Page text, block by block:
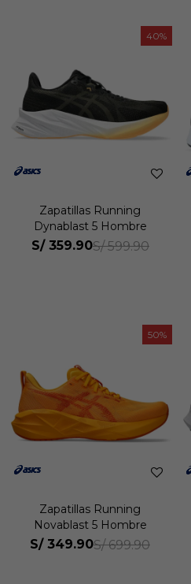
40
Zapatillas Running
Dynablast 5 Hombre
S/ 359.90S/ 599.90
50
Zapatillas Running
Novablast 5 Hombre
S/ 349.90S/ 699.90